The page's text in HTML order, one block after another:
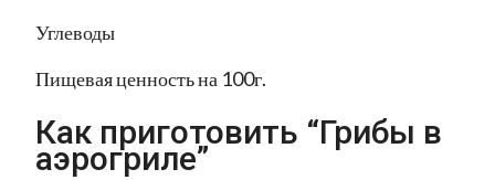
Углеводы
Пищевая ценность на 100г.
Как приготовить “Грибы в
аэрогриле”